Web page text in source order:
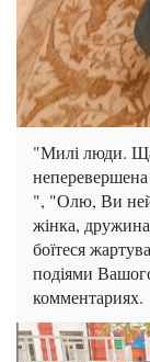
"Милі люди.
", "Олю, Ви
жінка,
боїтеся
подіями
комментариях.